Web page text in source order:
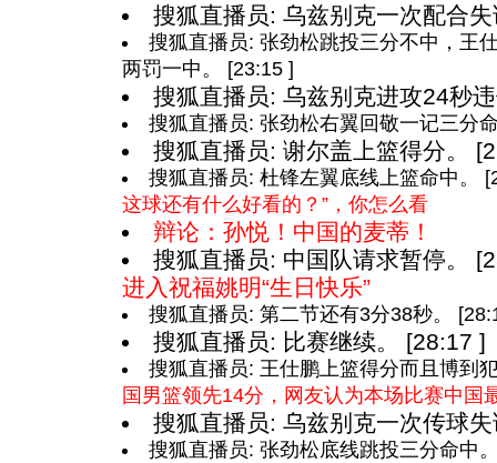
搜狐直播员: 乌兹别克一次配合
搜狐直播员: 张劲松跳投三分不中，王
两罚一中。 [23:15 ]
搜狐直播员: 乌兹别克进攻24秒
搜狐直播员: 张劲松右翼回敬一记三分
搜狐直播员: 谢尔盖上篮得分。
搜狐直播员: 杜锋左翼底线上篮命中。
这球还有什么好看的？”，你怎么看
辩论：孙悦！中国的麦蒂！
搜狐直播员: 中国队请求暂停。
进入祝福姚明“生日快乐”
搜狐直播员: 第二节还有3分38秒。
搜狐直播员: 比赛继续。 [28:17 ]
搜狐直播员: 王仕鹏上篮得分而且博到
国男篮领先14分，网友认为本场比赛中国
搜狐直播员: 乌兹别克一次传球
搜狐直播员: 张劲松底线跳投三分命中